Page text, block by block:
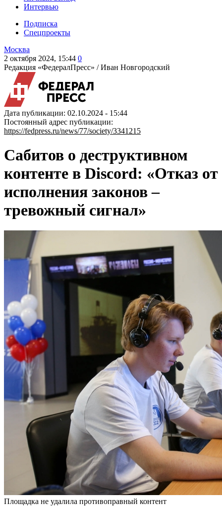
Интервью
Подписка
Спецпроекты
Москва
2 октября 2024, 15:44 0
Редакция «ФедералПресс» /Иван Новгородский
Дата публикации: 02.10.2024 - 15:44
Постоянный адрес публикации:
https://fedpress.ru/news/77/society/3341215
Сабитов о деструктивном
контенте в Discord: «Отказ от
исполнения законов –
тревожный сигнал»
Площадка не удалила противоправный контент